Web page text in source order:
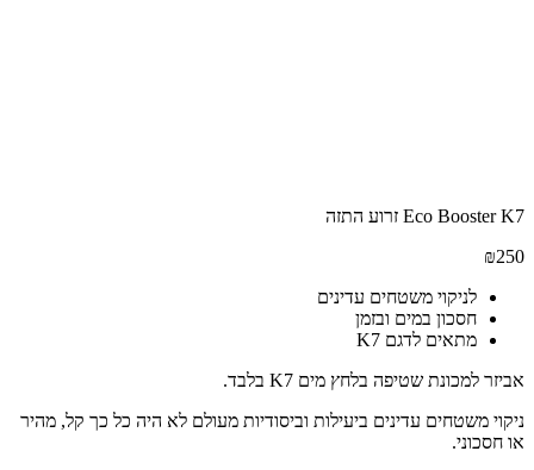
Eco Booster K7 זרוע התזה
₪250
לניקוי משטחים עדינים
חסכון במים ובזמן
מתאים לדגם K7
אביזר למכונת שטיפה בלחץ מים K7 בלבד.
ניקוי משטחים עדינים ביעילות וביסודיות מעולם לא היה כל כך קל, מהיר
או חסכוני.